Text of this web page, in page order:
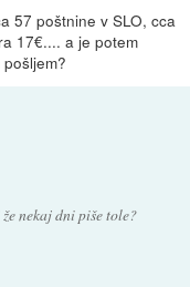
57 poštnine v SLO, cca
17€.... a je potem
nekaj dni piše tole?